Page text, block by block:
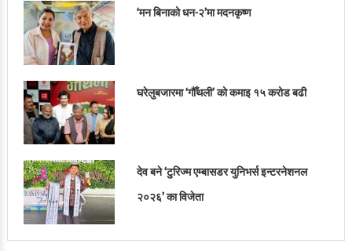
‘मन बिनाको धन-२’मा मदनकृष्ण
घरेलुबजारमा ‘गौँथली’ को कमाइ १५ करोड बढी
देव बने ‘टुरिज्म एम्बासडर युनिभर्स इन्टरनेशनल
२०२६’ का विजेता